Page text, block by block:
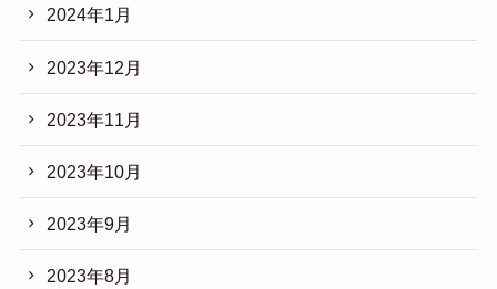
2024年1月
2023年12月
2023年11月
2023年10月
2023年9月
2023年8月